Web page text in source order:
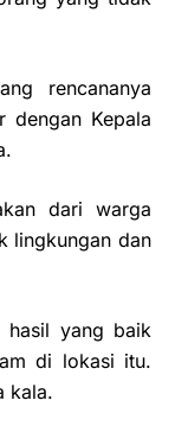
rencananya
dengan Kepala
dari warga
lingkungan dan
hasil yang baik
di lokasi itu.
kala.